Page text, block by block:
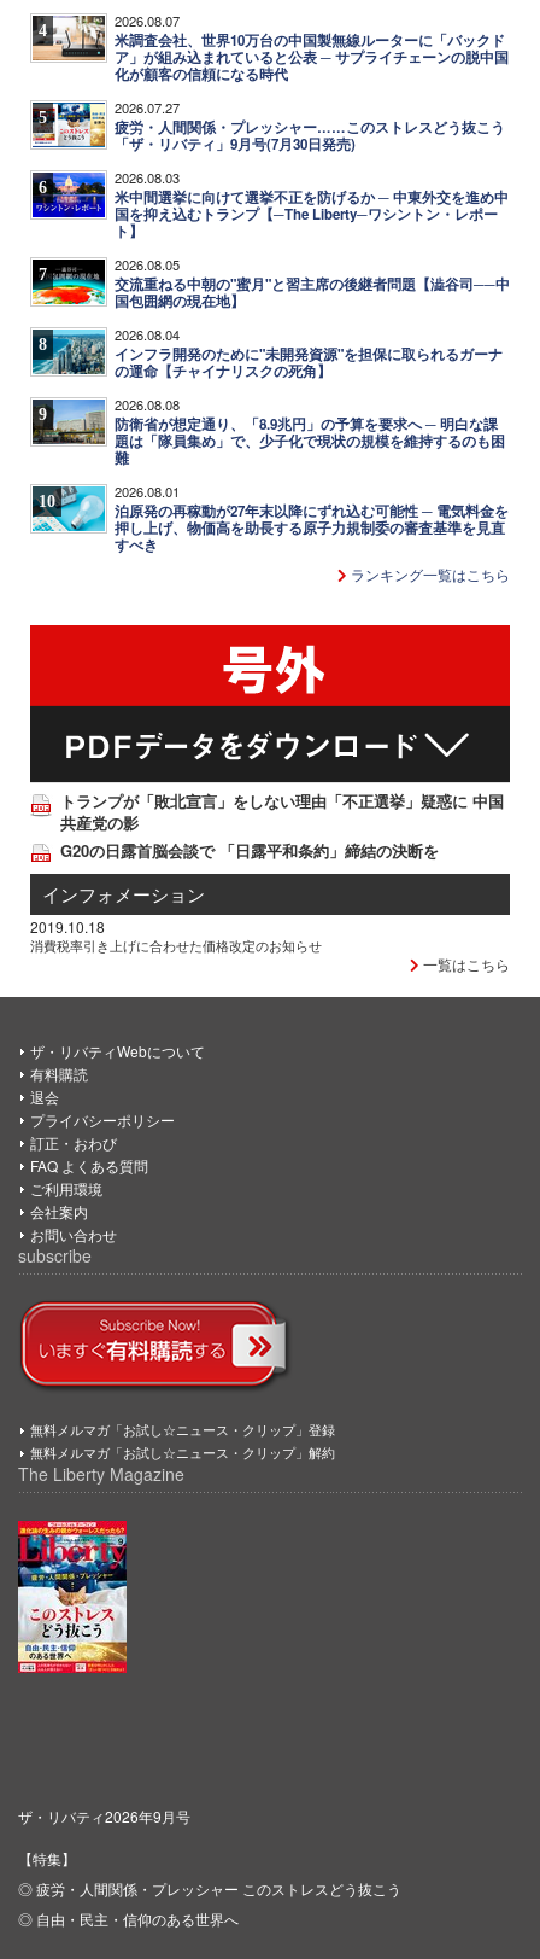
4 2026.08.07
米調査会社、世界10万台の中国製無線ルーターに「バックド
ア」が組み込まれていると公表 ─ サプライチェーンの脱中国
化が顧客の信頼になる時代
5 2026.07.27
疲労・人間関係・プレッシャー……このストレスどう抜こう
「ザ・リバティ」9月号(7月30日発売)
6 2026.08.03
米中間選挙に向けて選挙不正を防げるか ─ 中東外交を進め中
国を抑え込むトランプ【─The Liberty─ワシントン・レポー
ト】
7 2026.08.05
交流重ねる中朝の"蜜月"と習主席の後継者問題【澁谷司──中
国包囲網の現在地】
8 2026.08.04
インフラ開発のために"未開発資源"を担保に取られるガーナ
の運命【チャイナリスクの死角】
9 2026.08.08
防衛省が想定通り、「8.9兆円」の予算を要求へ ─ 明白な課
題は「隊員集め」で、少子化で現状の規模を維持するのも困
難
10 2026.08.01
泊原発の再稼動が27年末以降にずれ込む可能性 ─ 電気料金を
押し上げ、物価高を助長する原子力規制委の審査基準を見直
すべき
ランキング一覧はこちら
トランプが「敗北宣言」をしない理由「不正選挙」疑惑に 中国
共産党の影
G20の日露首脳会談で 「日露平和条約」締結の決断を
インフォメーション
2019.10.18
消費税率引き上げに合わせた価格改定のお知らせ
一覧はこちら
ザ・リバティWebについて
有料購読
退会
プライバシーポリシー
訂正・おわび
FAQ よくある質問
ご利用環境
会社案内
お問い合わせ
subscribe
無料メルマガ「お試し☆ニュース・クリップ」登録
無料メルマガ「お試し☆ニュース・クリップ」解約
The Liberty Magazine
ザ・リバティ2026年9月号
【特集】
◎ 疲労・人間関係・プレッシャー このストレスどう抜こう
◎ 自由・民主・信仰のある世界へ